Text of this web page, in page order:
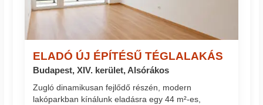
ELADÓ ÚJ ÉPÍTÉSŰ TÉGLALAKÁS
Budapest, XIV. kerület, Alsórákos
Zugló dinamikusan fejlődő részén, modern
lakóparkban kínálunk eladásra egy 44 m²-es,